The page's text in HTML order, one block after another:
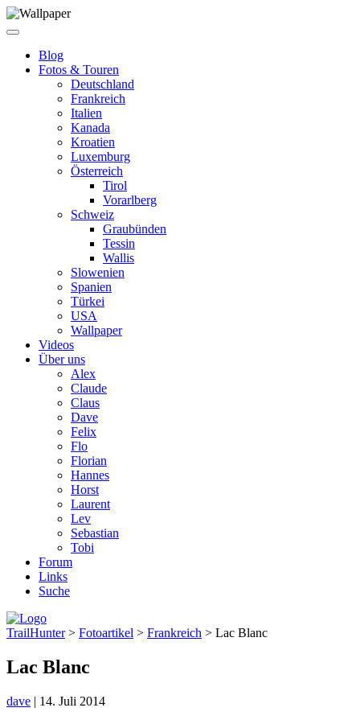
Blog
Fotos & Touren
Deutschland
Frankreich
Italien
Kanada
Kroatien
Luxemburg
Österreich
Tirol
Vorarlberg
Schweiz
Graubünden
Tessin
Wallis
Slowenien
Spanien
Türkei
USA
Wallpaper
Videos
Über uns
Alex
Claude
Claus
Dave
Felix
Flo
Florian
Hannes
Horst
Laurent
Lev
Sebastian
Tobi
Forum
Links
Suche
TrailHunter> Fotoartikel > Frankreich > Lac Blanc
Lac Blanc
dave | 14. Juli 2014